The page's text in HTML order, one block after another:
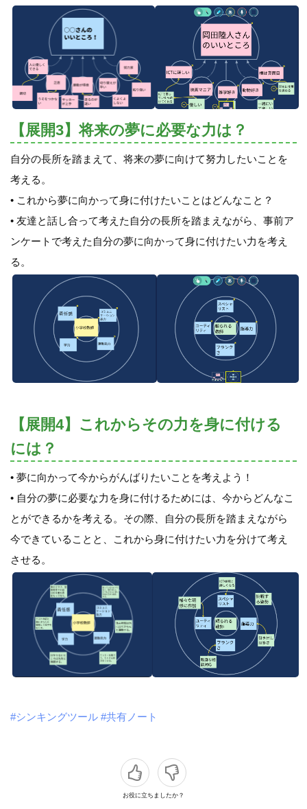
【展開3】将来の夢に必要な力は？
自分の長所を踏まえて、将来の夢に向けて努力したいことを
考える。
• これから夢に向かって身に付けたいことはどんなこと？
• 友達と話し合って考えた自分の長所を踏まえながら、事前ア
ンケートで考えた自分の夢に向かって身に付けたい力を考え
る。
【展開4】これからその力を身に付ける
には？
• 夢に向かって今からがんばりたいことを考えよう！
• 自分の夢に必要な力を身に付けるためには、今からどんなこ
とができるかを考える。その際、自分の長所を踏まえながら
今できていることと、これから身に付けたい力を分けて考え
させる。
#シンキングツール #共有ノート
お役に立ちましたか？